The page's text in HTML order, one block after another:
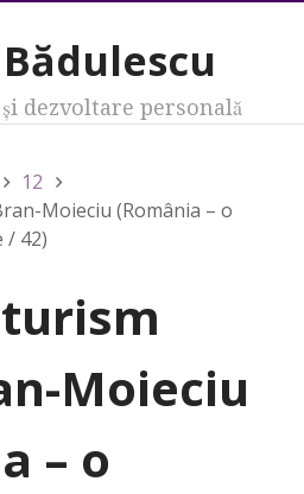
dezvoltare personală
12
Moieciu (România – o
/ 42)
Moieciu
– o